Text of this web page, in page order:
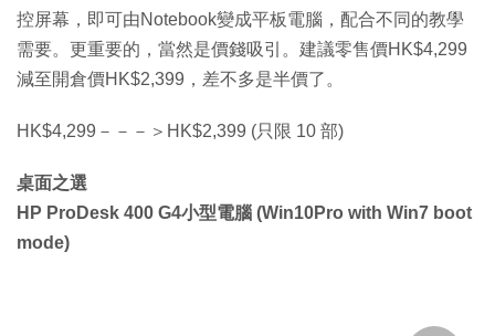
控屏幕，即可由Notebook變成平板電腦，配合不同的教學
需要。更重要的，當然是價錢吸引。建議零售價HK$4,299
減至開倉價HK$2,399，差不多是半價了。
HK$4,299－－－＞HK$2,399 (只限 10 部)
桌面之選
HP ProDesk 400 G4小型電腦 (Win10Pro with Win7 boot
mode)